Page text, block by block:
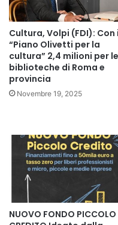
Cultura, Volpi (FDI): Con
“Piano Olivetti per la
cultura” 2,4 milioni per le
biblioteche di Roma e
provincia
Novembre 19, 2025
NUOVO FONDO PICCOLO